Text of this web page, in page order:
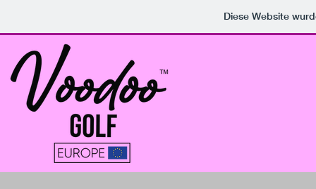
Diese Website